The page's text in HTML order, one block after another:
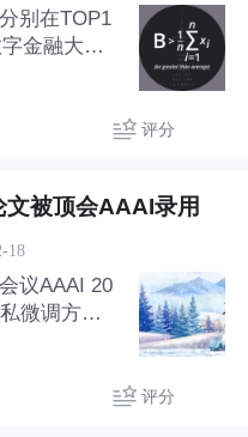
别在TOP1
金融大
摩斯隐私计
评分
被顶会AAAI录用
18
议AAAI 20
微调方向
在于同一位
评分